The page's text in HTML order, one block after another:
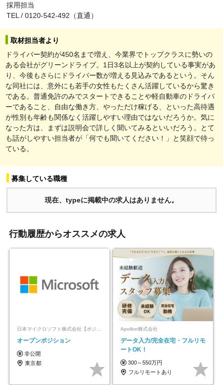
採用担当
TEL / 0120-542-492（直通）
取材担当者より
ドライバー契約が450名まで増え、今業界でトップクラスに勢いの
ある会社がグリーンドライブ。1日3名以上が契約している事実があ
り、今後もさらにドライバー数が増える見込みであるという。そん
な同社には、意外にも若手の女性もたくさん活躍しているから驚き
である。普通免許のみでスタートできることや軽自動車のドライバ
ーであること、自由な働き方、やっただけ稼げる、といった高待遇
が性別も年齢も関係なく活躍しやすい理由ではないだろうか。気に
なった方は、まずは説明会で詳しく聞いてみるといいだろう。とて
も話がしやすい担当者が「何でも聞いてください！」と笑顔で待っ
ている。
募集している職種
現在、typeに掲載中の求人はありません。
行動履歴からオススメの求人
オープンポジション
非公開
東京都
Apollon株式会社
データ入力/完全在宅・フルリモ
ートOK！
300～550万円
フルリモートあり